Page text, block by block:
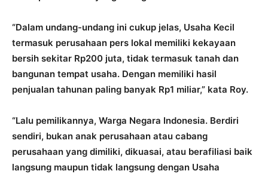
“Dalam undang-undang ini cukup jelas, Usaha Kecil
termasuk perusahaan pers lokal memiliki kekayaan
bersih sekitar Rp200 juta, tidak termasuk tanah dan
bangunan tempat usaha. Dengan memiliki hasil
penjualan tahunan paling banyak Rp1 miliar,” kata Roy.
“Lalu pemilikannya, Warga Negara Indonesia. Berdiri
sendiri, bukan anak perusahaan atau cabang
perusahaan yang dimiliki, dikuasai, atau berafiliasi baik
langsung maupun tidak langsung dengan Usaha